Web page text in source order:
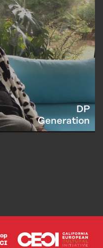
DP
Generation